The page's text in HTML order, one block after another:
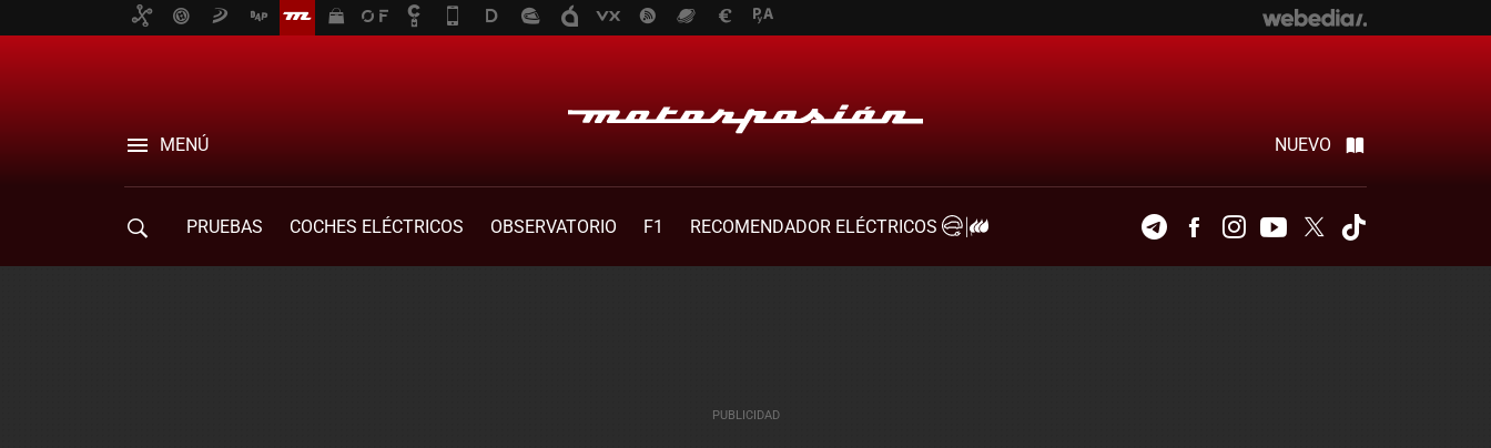
MENÚ NUEVO
PRUEBAS COCHES ELÉCTRICOS OBSERVATORIO F1
RECOMENDADOR ELÉCTRICOS
TelegramFacebookInstagramYoutubeTwitter